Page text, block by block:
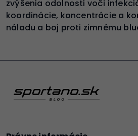
zvýšenia odolnosti voči
koordinácie, koncentrácie a
náladu a boj proti zimnému